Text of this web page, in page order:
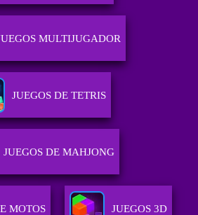
MULTIJUGADOR
JUEGOS DE TETRIS
JUEGOS DE MAHJONG
MOTOS JUEGOS 3D